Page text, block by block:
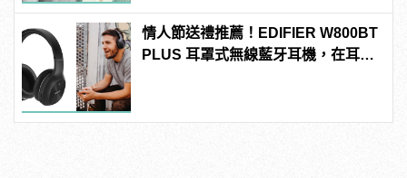
情人節送禮推薦！EDIFIER W800BT
PLUS 耳罩式無線藍牙耳機，在耳邊